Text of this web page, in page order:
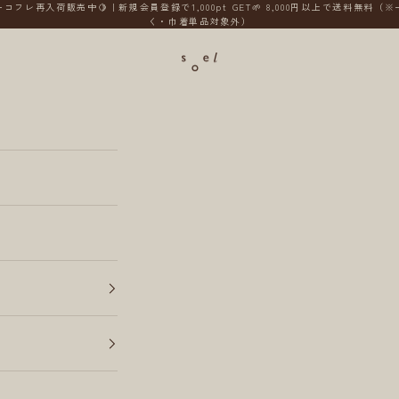
コフレ再入荷販売中🍋｜新規会員登録で1,000pt GET🌱 8,000円以上で送料無料（※
く・巾着単品対象外）
soel